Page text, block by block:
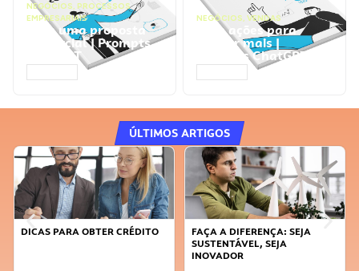
NEGÓCIOS, PROCESSOS
EMPRESARIAIS
Faça uma proposta
comercial | Prompts
ChatGPT
NEGÓCIOS, VENDAS
Faça ações para
vender mais |
Prompts ChatGPT
ÚLTIMOS ARTIGOS
DICAS PARA OBTER CRÉDITO
FAÇA A DIFERENÇA: SEJA
SUSTENTÁVEL, SEJA
INOVADOR